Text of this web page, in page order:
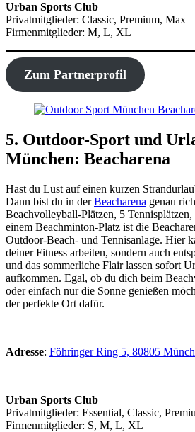
Urban Sports Club
Privatmitglieder: Classic, Premium, Max
Firmenmitglieder: M, L, XL
Zum Partnerprofil
5. Outdoor-Sport und
München: Beacharena
Hast du Lust auf einen kurzen
Dann bist du in derBeacharena genau
Beachvolleyball-Plätzen, 5
einem Beachminton-Platz ist die
Outdoor-Beach- und Tennisanlage. Hier
deiner Fitness arbeiten, sondern auch
und das sommerliche Flair lassen sofort
aufkommen. Egal, ob du dich beim
oder einfach nur die Sonne genießen
der perfekte Ort dafür.
Adresse: Föhringer Ring 5, 80805
Urban Sports Club
Privatmitglieder: Essential, Classic,
Firmenmitglieder: S, M, L, XL